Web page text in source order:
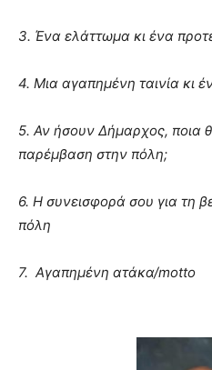
3. Ένα ελάττωμα κι ένα
4. Μια αγαπημένη ταινία κι
5. Αν ήσουν Δήμαρχος, ποια
παρέμβαση στην πόλη;
6. Η συνεισφορά σου για τη
πόλη
7. Αγαπημένη ατάκα/motto